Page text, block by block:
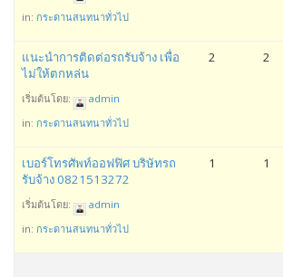
in: กระดานสนทนาทั่วไป
แนะนำการติดต่อรถรับจ้าง เพื่อ
ไม่ให้ตกหล่น
เริ่มต้นโดย:
admin
in: กระดานสนทนาทั่วไป
2 2
เบอร์โทรศัพท์ออฟฟิศ บริษัทรถ
รับจ้าง 0821513272
เริ่มต้นโดย:
admin
in: กระดานสนทนาทั่วไป
1 1